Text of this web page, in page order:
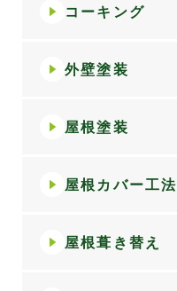
コーキング
外壁塗装
屋根塗装
屋根カバー工法
屋根葺き替え